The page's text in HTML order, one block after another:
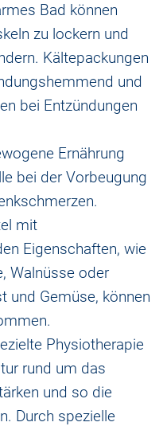
Bad können
zu lockern und
Kältepackungen
und
bei Entzündungen
Ernährung
bei der Vorbeugung
mit
Eigenschaften, wie
Walnüsse oder
und Gemüse, können
Physiotherapie
rund um das
und so die
Durch spezielle